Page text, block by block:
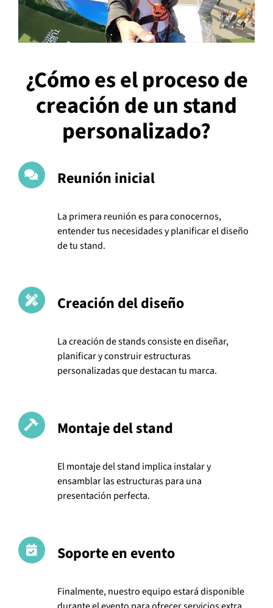
¿Cómo es el proceso de
creación de un stand
personalizado?
Reunión inicial
La primera reunión es para conocernos,
entender tus necesidades y planificar el diseño
de tu stand.
Creación del diseño
La creación de stands consiste en diseñar,
planificar y construir estructuras
personalizadas que destacan tu marca.
Montaje del stand
El montaje del stand implica instalar y
ensamblar las estructuras para una
presentación perfecta.
Soporte en evento
Finalmente, nuestro equipo estará disponible